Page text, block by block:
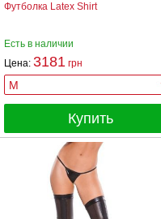
Футболка Latex Shirt
Есть в наличии
Цена: 3181 грн
Купить